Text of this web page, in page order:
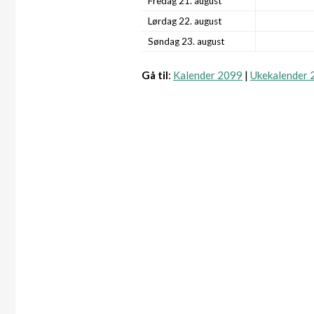
Lørdag 22. august
Søndag 23. august
Gå til: Kalender 2099 | Ukekalender